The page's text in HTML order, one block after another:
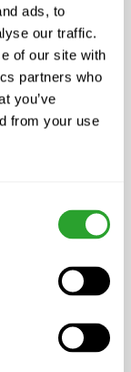
ads, to
our traffic.
of our site with
partners who
you’ve
from your use